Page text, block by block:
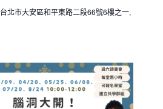
台北市大安區和平東路二段66號6樓之一,